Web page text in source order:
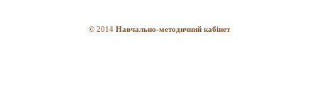
© 2014 Навчально-методичний кабінет